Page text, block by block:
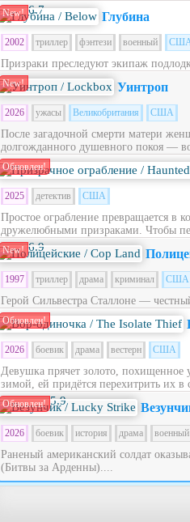
New! 6.7 Глубина
2002 триллер фэнтези военный
Призраки преследуют экипаж
New! Уинтроп
2026 ужасы Великобритания США
После загадочной смерти матери
долгожданного душевного покоя —
Обновлен!
2025 детектив США
Простое ограбление превращается в
дружелюбными призраками. Чтобы
New! 6.9
1997 триллер драма криминал США
Герой Сильвестра Сталлоне —
Обновлен!
2026 боевик драма вестерн США
Девушка прячет золото, похищенное
зимой, ей придётся перехитрить их
Обновлен! 5.9
2026 боевик история драма военный
Раненый американский солдат
(Битвы за Арденны)....